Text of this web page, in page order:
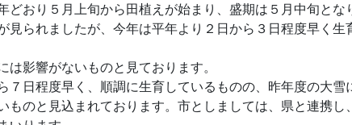
おり５月上旬から田植えが始まり、盛期は５月中旬とな
られましたが、今年は平年より２日から３日程度早く生
影響がないものと見ております。
日程度早く、順調に生育しているものの、昨年度の大雪
のと見込まれております。市としましては、県と連携し